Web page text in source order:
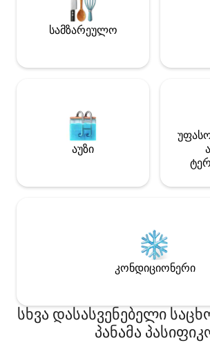
ღუმელით, სარეცხი მანქანით,
საშრობითა და უახლესი
ტექნოლოგიების მქონე მაცივრით.
გვერდით, შესაძლებელია მისი
რესტორნებითა და ბუფეტებით
სამზარეულო
აუზი
კონდიციონერი
სხვა დასასვენებელი
პანამა